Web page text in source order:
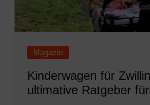
Magazin
Kinderwagen für
ultimative Ratgeber